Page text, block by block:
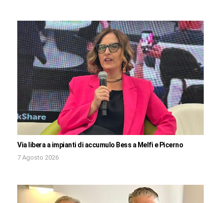
Via libera a impianti di accumulo Bess a Melfi e Picerno
7 Agosto 2026